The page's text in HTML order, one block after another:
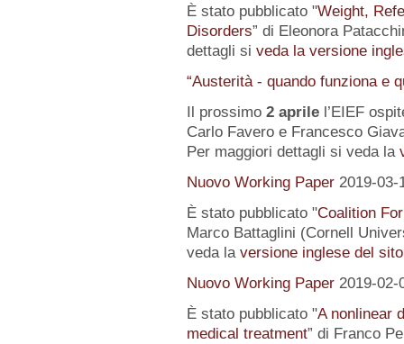
È stato pubblicato "Weight,
Disorders” di Eleonora
dettagli si veda la versione
“Austerità - quando funziona e
Il prossimo 2 aprilel’EIEF
Carlo Favero e Francesco
Per maggiori dettagli si veda la
Nuovo Working Paper 2019-03-
È stato pubblicato "Coalition
Marco Battaglini (Cornell
veda la versione inglese del sito
Nuovo Working Paper 2019-02-
È stato pubblicato "A nonlinear
medical treatment” di Franco